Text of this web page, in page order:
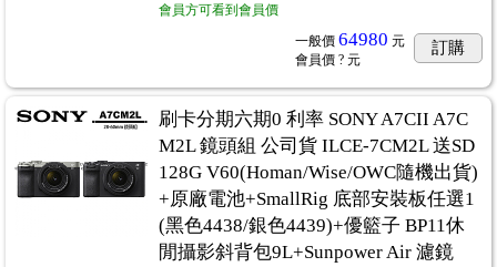
會員方可看到會員價
一般價 64980 元
會員價 ? 元
訂購
刷卡分期六期0 利率 SONY A7CII A7C
M2L 鏡頭組 公司貨 ILCE-7CM2L 送SD
128G V60(Homan/Wise/OWC隨機出貨)
+原廠電池+SmallRig 底部安裝板任選1
(黑色4438/銀色4439)+優籃子 BP11休
閒攝影斜背包9L+Sunpower Air 濾鏡